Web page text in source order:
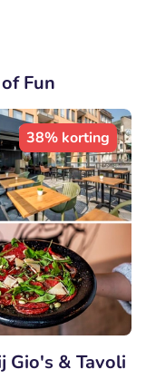
Fun
38% korting
Gio's & Tavoli